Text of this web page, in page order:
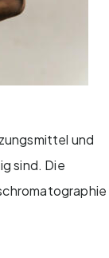
und
sind. Die